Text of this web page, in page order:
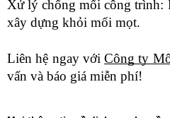
Xử lý chống mối công trình:
xây dựng khỏi mối mọt.
Liên hệ ngay vớiCông ty
vấn và báo giá miễn phí!